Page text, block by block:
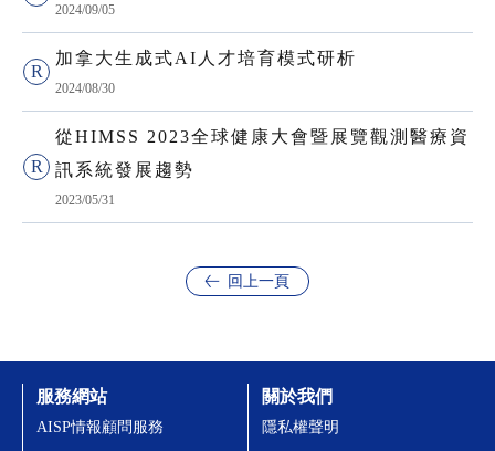
2024/09/05
加拿大生成式AI人才培育模式研析
2024/08/30
從HIMSS 2023全球健康大會暨展覽觀測醫療資
訊系統發展趨勢
2023/05/31
回上一頁
服務網站
AISP情報顧問服務
關於我們
隱私權聲明